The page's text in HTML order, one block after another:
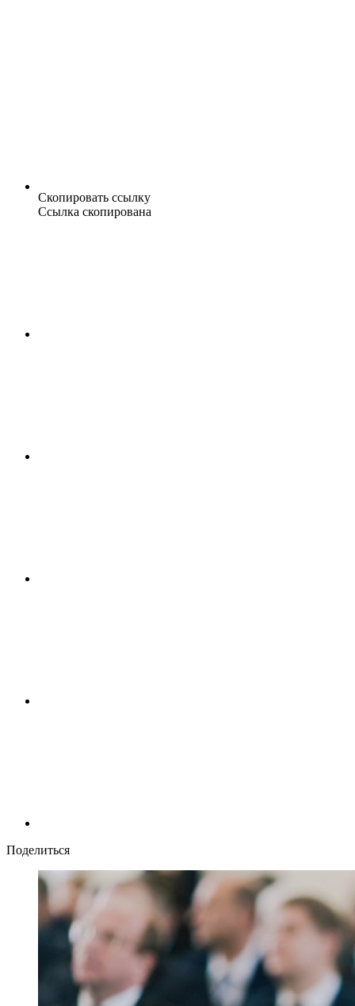
Скопировать ссылку
Ссылка скопирована
Поделиться